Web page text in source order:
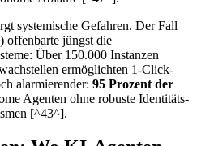
systemische Gefahren. Der Fall
offenbarte jüngst die
Über 150.000 Instanzen
ermöglichten 1-Click-
alarmierender: 95 Prozent der
Agenten ohne robuste Identitäts-
[^43^].